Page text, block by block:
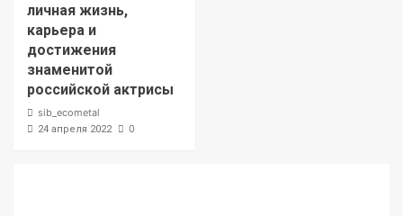
личная жизнь,
карьера и
достижения
знаменитой
российской актрисы
sib_ecometal
24 апреля 2022 0